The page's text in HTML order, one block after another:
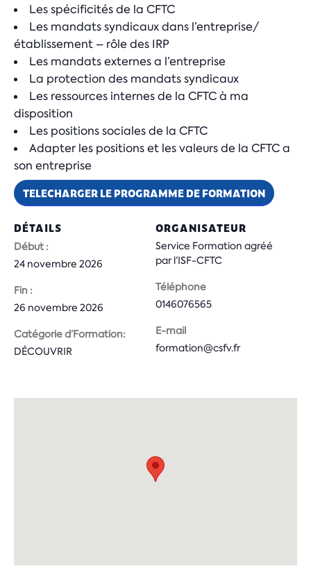
Les spécificités de la CFTC
Les mandats syndicaux dans l’entreprise/
établissement – rôle des IRP
Les mandats externes a l’entreprise
La protection des mandats syndicaux
Les ressources internes de la CFTC à ma
disposition
Les positions sociales de la CFTC
Adapter les positions et les valeurs de la CFTC a
son entreprise
TELECHARGER LE PROGRAMME DE FORMATION
DÉTAILS
Début :
24 novembre 2026
Fin :
26 novembre 2026
Catégorie d’Formation:
DÉCOUVRIR
ORGANISATEUR
Service Formation agréé
par l’ISF-CFTC
Téléphone
0146076565
E-mail
formation@csfv.fr